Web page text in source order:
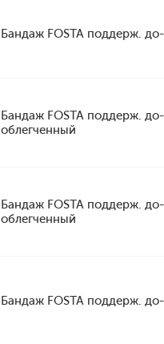
Бандаж FOSTA поддерж.
Бандаж FOSTA поддерж.
облегченный
Бандаж FOSTA поддерж.
облегченный
Бандаж FOSTA поддерж.